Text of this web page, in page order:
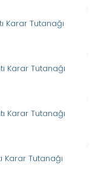
Karar Tutanağı
Karar Tutanağı
Karar Tutanağı
Karar Tutanağı